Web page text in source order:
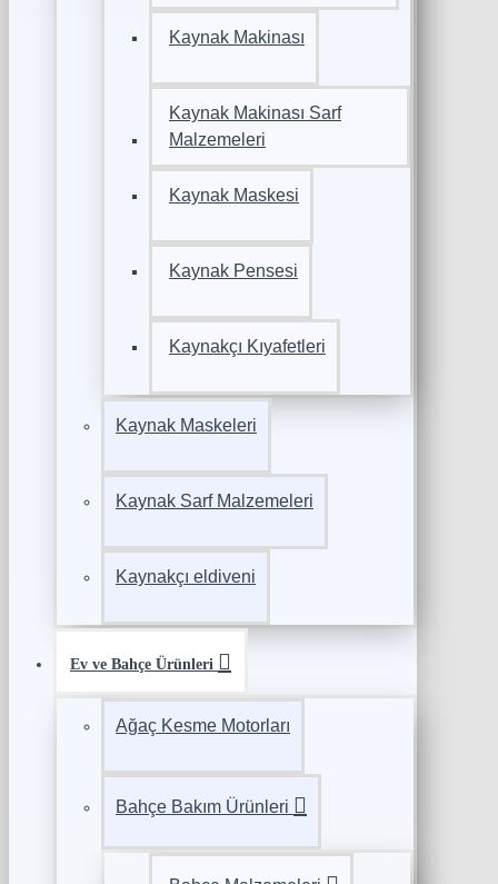
Kaynak Makinası
Kaynak Makinası Sarf
Malzemeleri
Kaynak Maskesi
Kaynak Pensesi
Kaynakçı Kıyafetleri
Kaynak Maskeleri
Kaynak Sarf Malzemeleri
Kaynakçı eldiveni
Ev ve Bahçe Ürünleri
Ağaç Kesme Motorları
Bahçe Bakım Ürünleri